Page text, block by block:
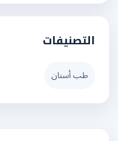
التصنيفات
طب أسنان